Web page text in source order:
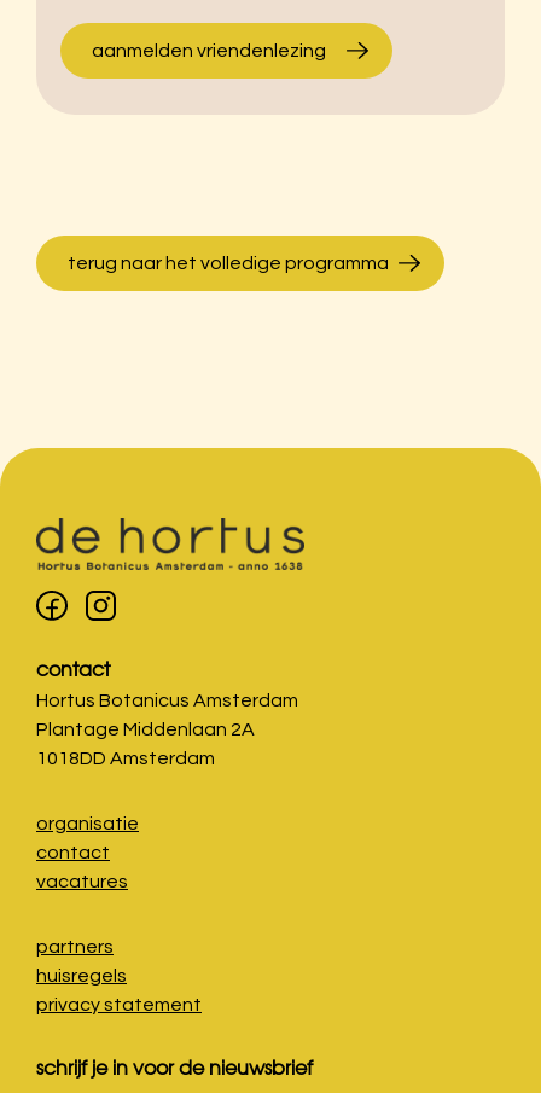
aanmelden vriendenlezing
terug naar het volledige programma
contact
Hortus Botanicus Amsterdam
Plantage Middenlaan 2A
1018DD Amsterdam
organisatie
contact
vacatures
partners
huisregels
privacy statement
schrijf je in voor de nieuwsbrief